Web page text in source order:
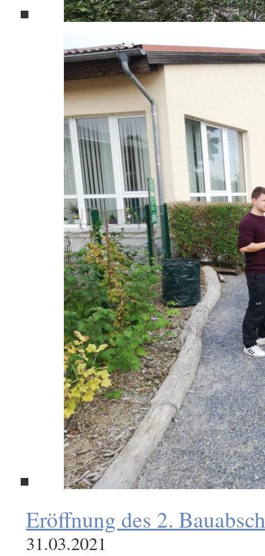
Eröffnung des 2.
31.03.2021